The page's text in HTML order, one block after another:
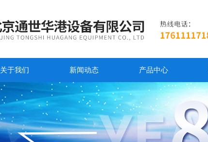
关于我们 新闻动态 产品中心